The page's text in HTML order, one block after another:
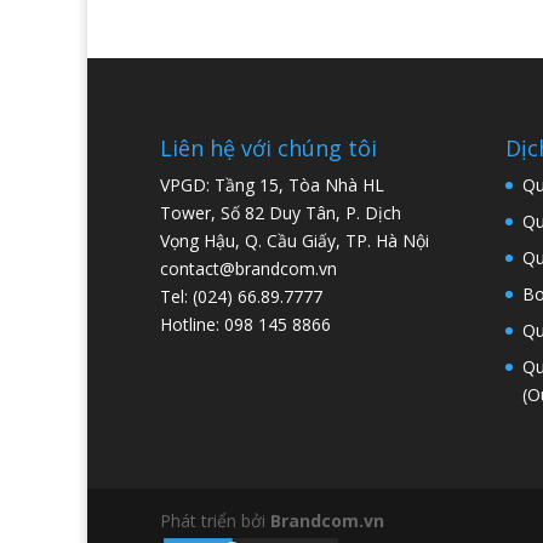
Liên hệ với chúng tôi
VPGD: Tầng 15, Tòa Nhà HL
Tower, Số 82 Duy Tân, P. Dịch
Vọng Hậu, Q. Cầu Giấy, TP. Hà Nội
contact@brandcom.vn
Tel: (024) 66.89.7777
Hotline: 098 145 8866
Phát triển bởi Brandcom.vn